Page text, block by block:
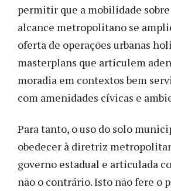
permitir que a mobilidade
alcance metropolitano se
oferta de operações urbanas
masterplans que articulem
moradia em contextos bem
com amenidades cívicas e
Para tanto, o uso do solo
obedecer à diretriz
governo estadual e articulada
não o contrário. Isto não fere o